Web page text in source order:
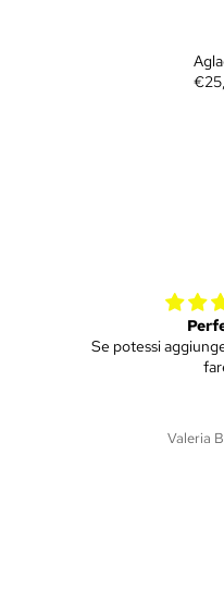
Mini
Piantina molto
efficiente e